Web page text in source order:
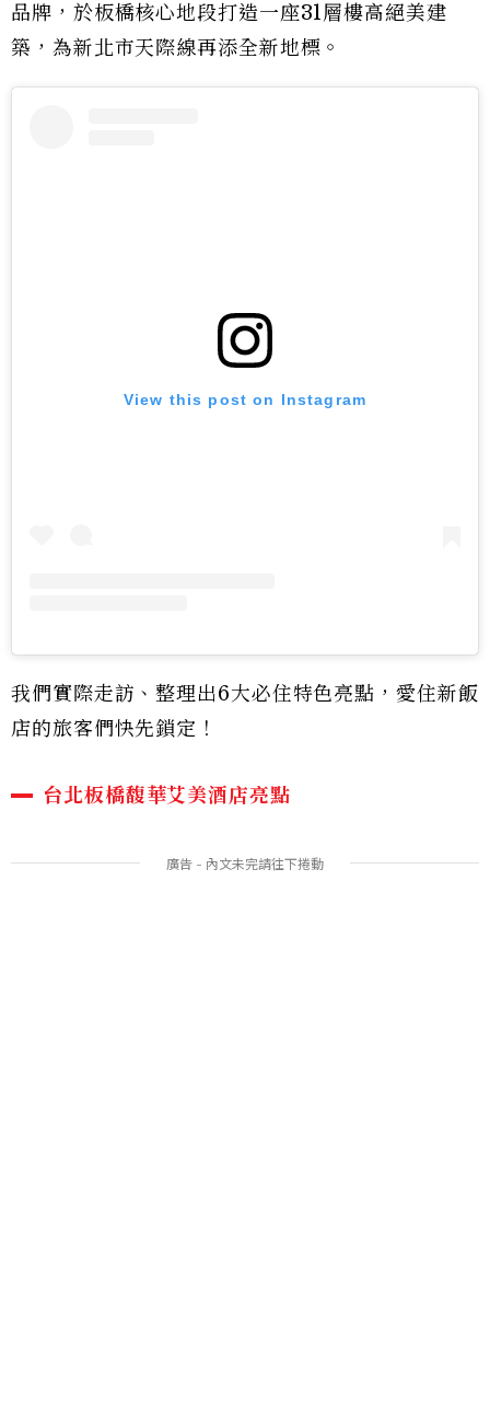
品牌，於板橋核心地段打造一座31層樓高絕美建
築，為新北市天際線再添全新地標。
View this post on Instagram
我們實際走訪、整理出6大必住特色亮點，愛住新飯
店的旅客們快先鎖定！
台北板橋馥華艾美酒店亮點